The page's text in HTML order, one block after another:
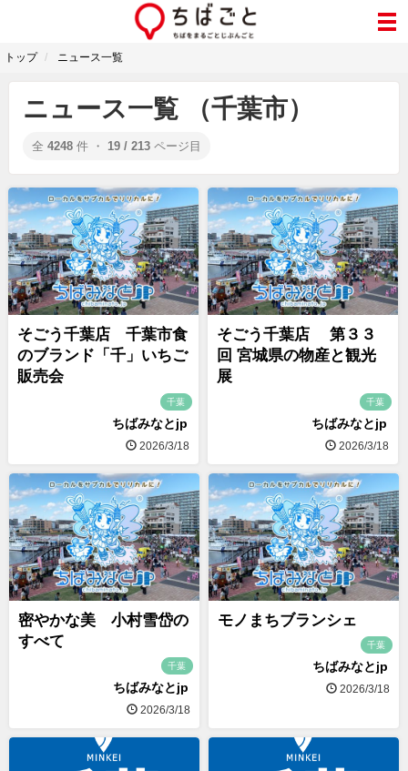
トップ ニュース一覧
ニュース一覧 （千葉市）
全 4248 件 ・ 19 / 213 ページ目
そごう千葉店 千葉市食
のブランド「千」いちご
販売会
千葉
ちばみなとjp
2026/3/18
そごう千葉店 第３３
回 宮城県の物産と観光
展
千葉
ちばみなとjp
2026/3/18
密やかな美 小村雪岱の
すべて
千葉
ちばみなとjp
2026/3/18
モノまちブランシェ
千葉
ちばみなとjp
2026/3/18